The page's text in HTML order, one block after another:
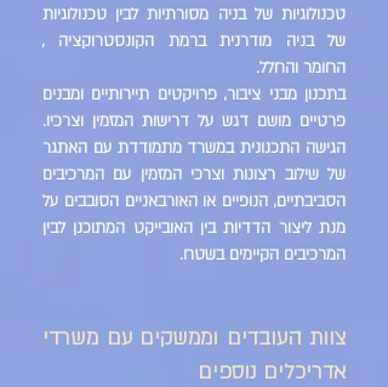
טכנולוגיות של בניה מסורתיות לבין טכנולוגיות
של בניה מודרנית ברמת הקונסטרוקציה ,
החומר והחלל.
בתכנון מבני ציבור, פרויקטים תיירותיים ומבנים
פרטיים מושם דגש על דרישות המזמין וצרכיו.
הגישה התכנונית במשרד מתמודדת עם האתגר
של שילוב רצונות וצרכי המזמין עם המרכיבים
הסביבתיים, הנופיים או האורבאניים הסובבים על
מנת ליצור הדדיות בין האובייקט המתוכנן לבין
המרכיבים הקיימים בשטח.
צוות העובדים וממשקים עם משרדי
אדריכלים נוספים